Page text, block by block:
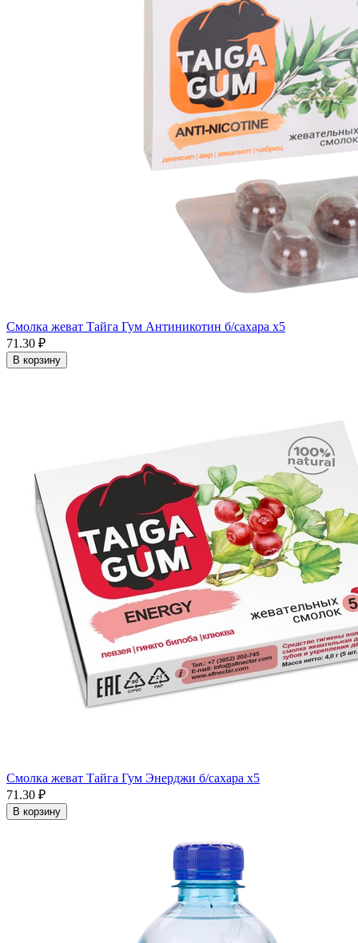
Смолка жеват Тайга Гум Антиникотин б/сахара x5
71.30 ₽
В корзину
Смолка жеват Тайга Гум Энерджи б/сахара x5
71.30 ₽
В корзину